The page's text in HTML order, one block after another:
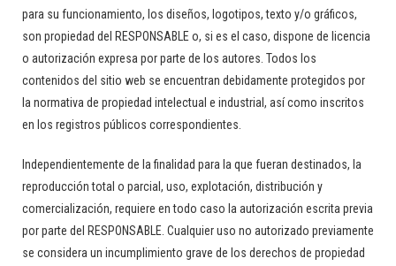
para su funcionamiento, los diseños, logotipos, texto y/o gráficos,
son propiedad del RESPONSABLE o, si es el caso, dispone de licencia
o autorización expresa por parte de los autores. Todos los
contenidos del sitio web se encuentran debidamente protegidos por
la normativa de propiedad intelectual e industrial, así como inscritos
en los registros públicos correspondientes.
Independientemente de la finalidad para la que fueran destinados, la
reproducción total o parcial, uso, explotación, distribución y
comercialización, requiere en todo caso la autorización escrita previa
por parte del RESPONSABLE. Cualquier uso no autorizado previamente
se considera un incumplimiento grave de los derechos de propiedad